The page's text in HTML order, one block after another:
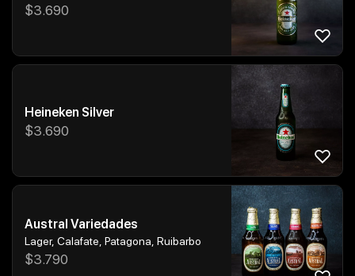
$3.690
Heineken Silver
$3.690
Austral Variedades
Lager, Calafate, Patagona, Ruibarbo
$3.790